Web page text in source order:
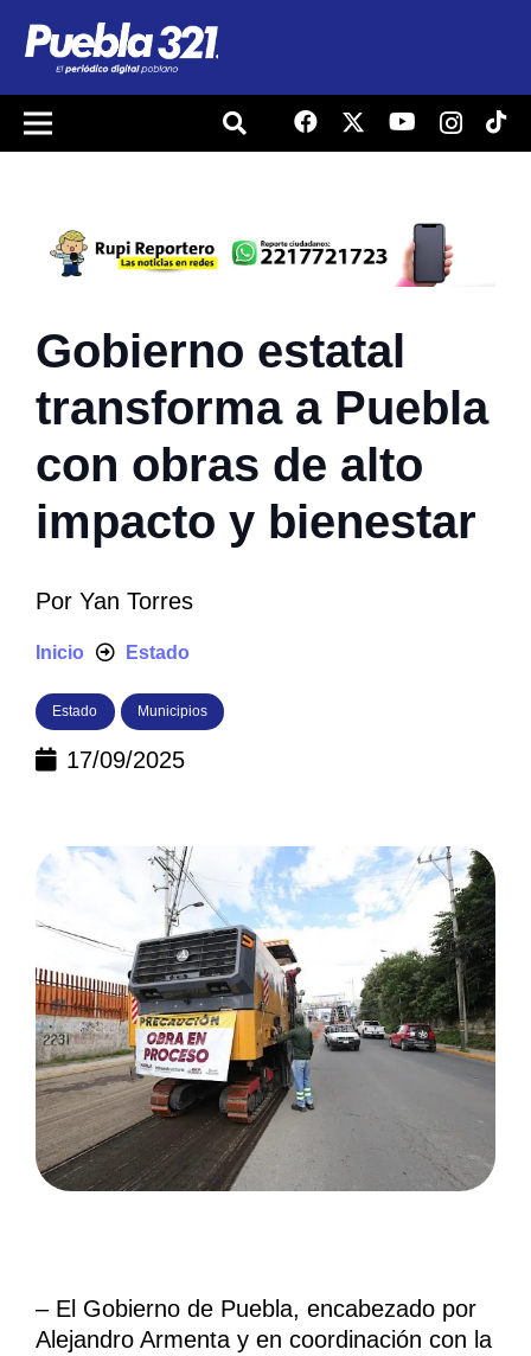
Gobierno estatal
transforma a Puebla
con obras de alto
impacto y bienestar
Por Yan Torres
Inicio Estado
Estado Municipios
17/09/2025
– El Gobierno de Puebla, encabezado por
Alejandro Armenta y en coordinación con la